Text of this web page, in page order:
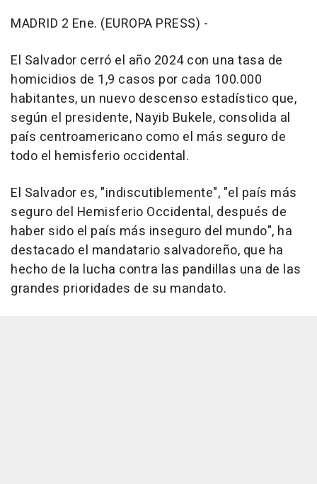
MADRID 2 Ene. (EUROPA PRESS) -
El Salvador cerró el año 2024 con una tasa de
homicidios de 1,9 casos por cada 100.000
habitantes, un nuevo descenso estadístico que,
según el presidente, Nayib Bukele, consolida al
país centroamericano como el más seguro de
todo el hemisferio occidental.
El Salvador es, "indiscutiblemente", "el país más
seguro del Hemisferio Occidental, después de
haber sido el país más inseguro del mundo", ha
destacado el mandatario salvadoreño, que ha
hecho de la lucha contra las pandillas una de las
grandes prioridades de su mandato.